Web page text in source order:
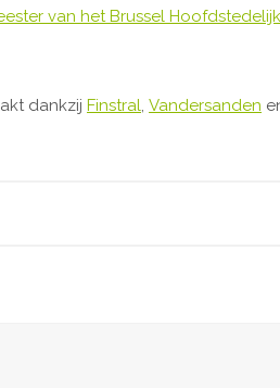
van het Brussel
dankzij Finstral, Vandersanden